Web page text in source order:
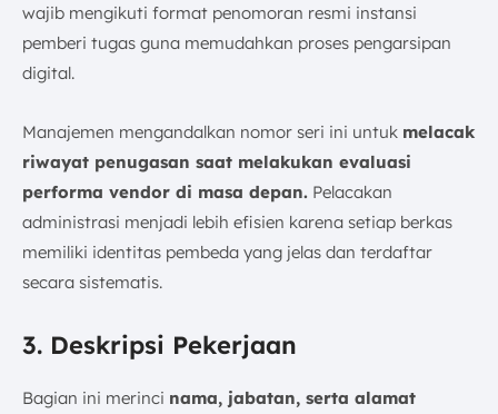
wajib mengikuti format penomoran resmi instansi
pemberi tugas guna memudahkan proses pengarsipan
digital.
Manajemen mengandalkan nomor seri ini untuk melacak
riwayat penugasan saat melakukan evaluasi
performa vendor di masa depan. Pelacakan
administrasi menjadi lebih efisien karena setiap berkas
memiliki identitas pembeda yang jelas dan terdaftar
secara sistematis.
3. Deskripsi Pekerjaan
Bagian ini merinci nama, jabatan, serta alamat